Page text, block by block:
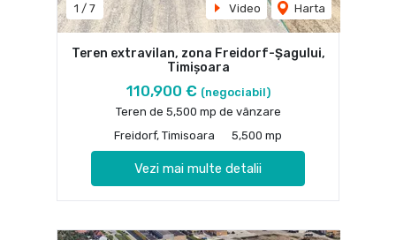
1 / 7 Video Harta
Teren extravilan, zona Freidorf-Şagului,
Timişoara
110,900 € (negociabil)
Teren de 5,500 mp de vânzare
Freidorf, Timisoara
5,500 mp
Vezi mai multe detalii